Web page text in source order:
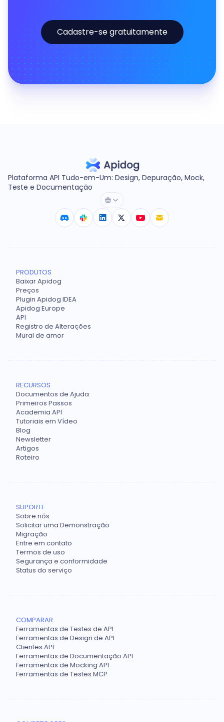
Cadastre-se gratuitamente
Plataforma API Tudo-em-Um: Design, Depuração, Mock,
Teste e Documentação
PRODUTOS
Baixar Apidog
Preços
Plugin Apidog IDEA
Apidog Europe
API
Registro de Alterações
Mural de amor
RECURSOS
Documentos de Ajuda
Primeiros Passos
Academia API
Tutoriais em Vídeo
Blog
Newsletter
Artigos
Roteiro
SUPORTE
Sobre nós
Solicitar uma Demonstração
Migração
Entre em contato
Termos de uso
Segurança e conformidade
Status do serviço
COMPARAR
Ferramentas de Testes de API
Ferramentas de Design de API
Clientes API
Ferramentas de Documentação API
Ferramentas de Mocking API
Ferramentas de Testes MCP